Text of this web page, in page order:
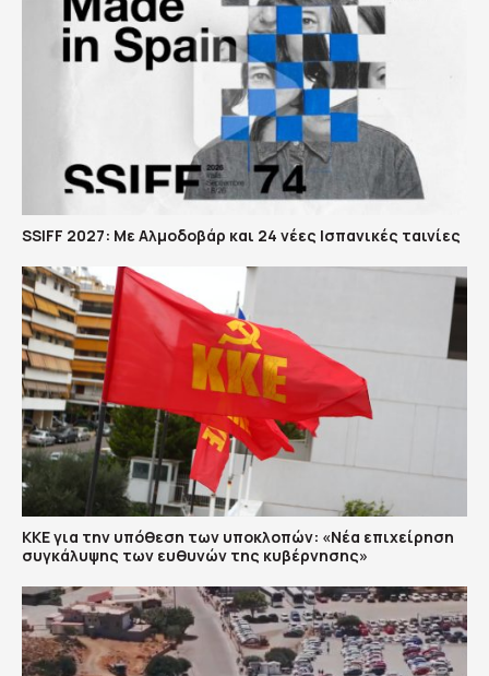
SSIFF 2027: Με Αλμοδοβάρ και 24 νέες Ισπανικές ταινίες
ΚΚΕ για την υπόθεση των υποκλοπών: «Νέα επιχείρηση
συγκάλυψης των ευθυνών της κυβέρνησης»